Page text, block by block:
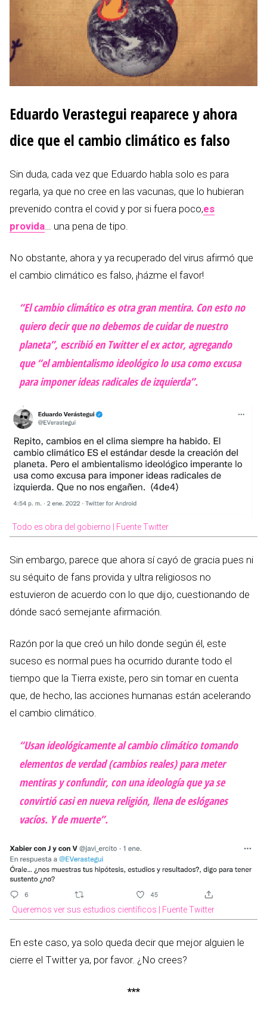
Eduardo Verastegui reaparece y ahora
dice que el cambio climático es falso
Sin duda, cada vez que Eduardo habla solo es para
regarla, ya que no cree en las vacunas, que lo hubieran
prevenido contra el covid y por si fuera poco,es
provida … una pena de tipo.
No obstante, ahora y ya recuperado del virus afirmó que
el cambio climático es falso, ¡házme el favor!
“El cambio climático es otra gran mentira. Con esto no
quiero decir que no debemos de cuidar de nuestro
planeta”, escribió en Twitter el ex actor, agregando
que “el ambientalismo ideológico lo usa como excusa
para imponer ideas radicales de izquierda”.
Todo es obra del gobierno | Fuente Twitter
Sin embargo, parece que ahora sí cayó de gracia pues ni
su séquito de fans provida y ultra religiosos no
estuvieron de acuerdo con lo que dijo, cuestionando de
dónde sacó semejante afirmación.
Razón por la que creó un hilo donde según él, este
suceso es normal pues ha ocurrido durante todo el
tiempo que la Tierra existe, pero sin tomar en cuenta
que, de hecho, las acciones humanas están acelerando
el cambio climático.
“Usan ideológicamente al cambio climático tomando
elementos de verdad (cambios reales) para meter
mentiras y confundir, con una ideología que ya se
convirtió casi en nueva religión, llena de eslóganes
vacíos. Y de muerte”.
Queremos ver sus estudios científicos | Fuente Twitter
En este caso, ya solo queda decir que mejor alguien le
cierre el Twitter ya, por favor. ¿No crees?
***